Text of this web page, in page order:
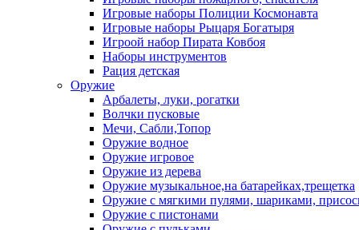
Игровые наборы Полиции Космонавта
Игровые наборы Рыцаря Богатыря
Игроой набор Пирата Ковбоя
Наборы инструментов
Рация детская
Оружие
Арбалеты, луки, рогатки
Волчки пусковые
Мечи, Сабли,Топор
Оружие водное
Оружие игровое
Оружие из дерева
Оружие музыкальное,на батарейках,трещетка
Оружие с мягкими пулями, шариками,
Оружие с пистонами